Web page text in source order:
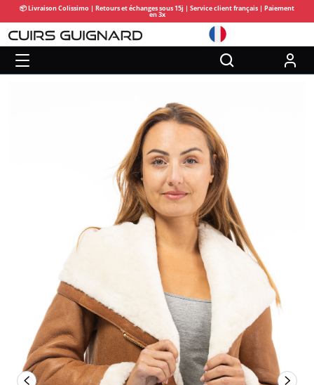
📦 Livraison Colissimo | Retours et échanges sous 15j | Service client français | Paiement
en 3x